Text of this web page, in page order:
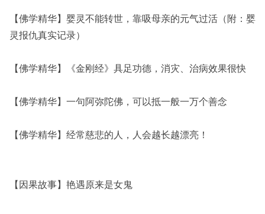
【佛学精华】婴灵不能转世，靠吸母亲的元气过活（附：婴
灵报仇真实记录）
【佛学精华】《金刚经》具足功德，消灾、治病效果很快
【佛学精华】一句阿弥陀佛，可以抵一般一万个善念
【佛学精华】经常慈悲的人，人会越长越漂亮！
【因果故事】艳遇原来是女鬼